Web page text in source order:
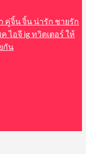
คู่จิ้น จิ้น น่ารัก ชายรัก
ไอจี ig ทวิตเตอร์ ให้
กัน